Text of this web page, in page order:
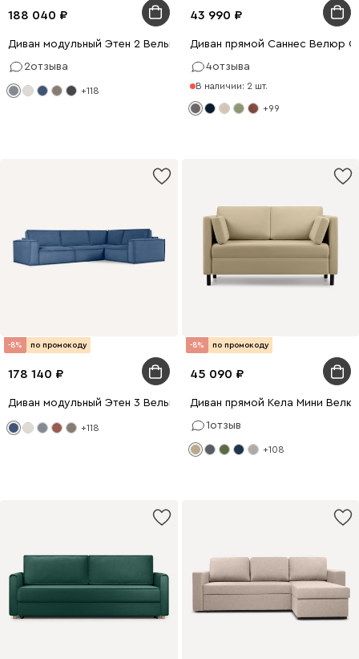
188 040
Диван модульный Этен 2 Вельвет Светло-серый
2отзыва
+118
43 990
Диван прямой Саннес Велюр
4отзыва
В наличии: 2 шт.
+99
-8% по промокоду
178 140
Диван модульный Этен 3 Вельвет Синий
+118
-8% по промокоду
45 090
Диван прямой Кела Мини
1отзыв
+108